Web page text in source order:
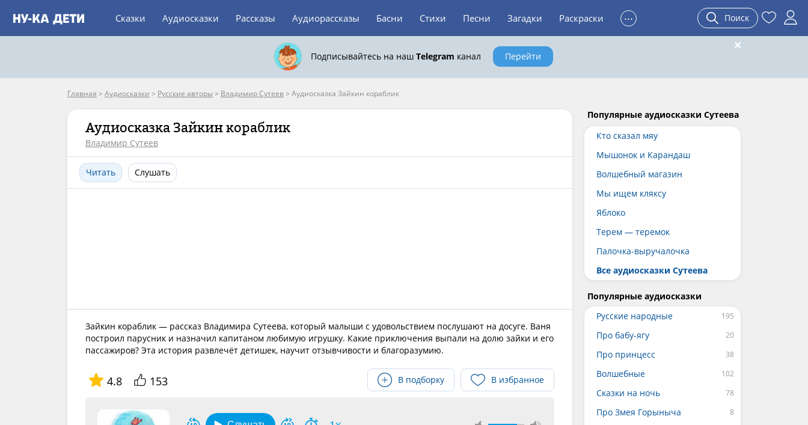
Сказки Аудиосказки Рассказы Аудиорассказы Басни Стихи Песни Загадки Раскраски ... Поиск
Подписывайтесь на наш Telegram канал Перейти
Главная > Аудиосказки > Русские авторы > Владимир Сутеев> Аудиосказка Зайкин кораблик
Аудиосказка Зайкин кораблик
Владимир Сутеев
Читать Слушать
Зайкин кораблик — рассказ Владимира Сутеева, который малыши с удовольствием послушают на досуге. Ваня
построил парусник и назначил капитаном любимую игрушку. Какие приключения выпали на долю зайки и его
пассажиров? Эта история развлечёт детишек, научит отзывчивости и благоразумию.
4.8 153 В подборку В избранное
Популярные аудиосказки Сутеева
Кто сказал мяу
Мышонок и Карандаш
Волшебный магазин
Мы ищем кляксу
Яблоко
Терем — теремок
Палочка-выручалочка
Все аудиосказки Сутеева
Популярные аудиосказки
Русские народные
Про бабу-ягу
Про принцесс
Волшебные
Сказки на ночь
Про Змея Горыныча